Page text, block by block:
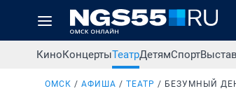
КиноКонцертыТеатрДетямСпорт
ОМСК АФИША ТЕАТР БЕЗУМНЫЙ